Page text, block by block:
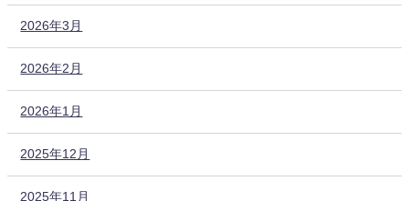
2026年3月
2026年2月
2026年1月
2025年12月
2025年11月